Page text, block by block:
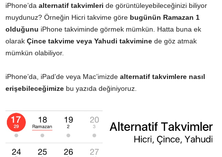
iPhone’da alternatif takvimleri de görüntüleyebileceğinizi biliyor
muydunuz? Örneğin Hicri takvime göre bugünün Ramazan 1
olduğunu iPhone takviminde görmek mümkün. Hatta buna ek
olarak Çince takvime veya Yahudi takvimine de göz atmak
mümkün olabiliyor.
iPhone’da, iPad’de veya Mac’imizde alternatif takvimlere nasıl
erişebileceğimize bu yazıda değiniyoruz.